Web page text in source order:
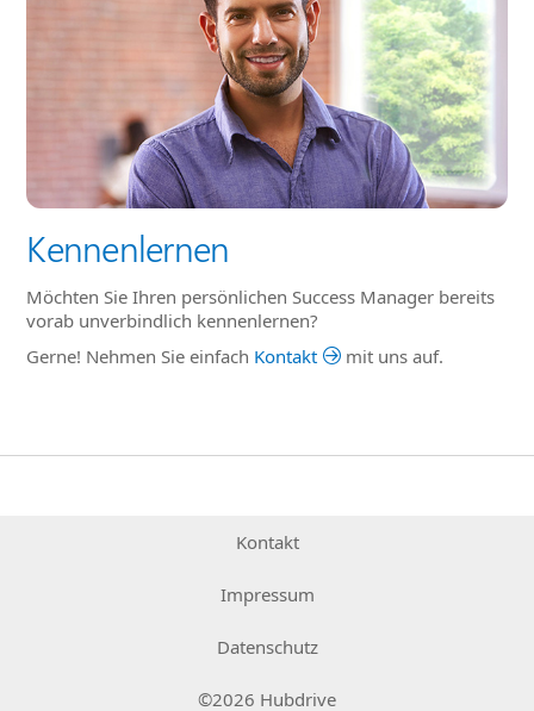
Kennenlernen
Möchten Sie Ihren persönlichen Success Manager bereits
vorab unverbindlich kennenlernen?
Gerne! Nehmen Sie einfach Kontakt mit uns auf.
Kontakt
Impressum
Datenschutz
©2026 Hubdrive